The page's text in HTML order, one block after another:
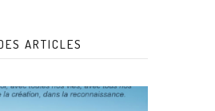
ARTICLES